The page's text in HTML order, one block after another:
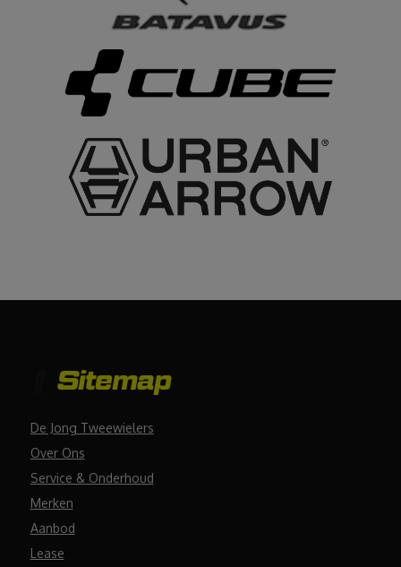
Sitemap
De Jong Tweewielers
Over Ons
Service & Onderhoud
Merken
Aanbod
Lease